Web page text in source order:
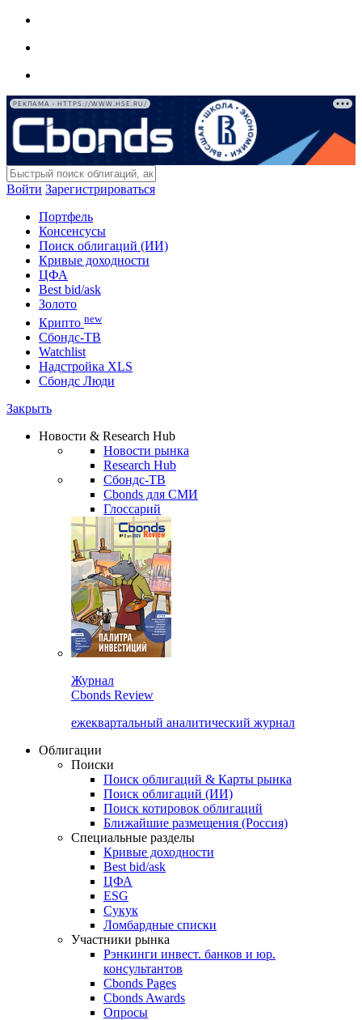
РЕКЛАМА • HTTPS://WWW.HSE.RU/
Войти Зарегистрироваться
Портфель
Консенсусы
Поиск облигаций (ИИ)
Кривые доходности
ЦФА
Best bid/ask
Золото
Крипто new
Сбондс-ТВ
Watchlist
Надстройка XLS
Сбондс Люди
Закрыть
Новости & Research Hub
Новости рынка
Research Hub
Сбондс-ТВ
Cbonds для СМИ
Глоссарий
Журнал
Cbonds Review
ежеквартальный аналитический журнал
Облигации
Поиски
Поиск облигаций & Карты рынка
Поиск облигаций (ИИ)
Поиск котировок облигаций
Ближайшие размещения (Россия)
Специальные разделы
Кривые доходности
Best bid/ask
ЦФА
ESG
Сукук
Ломбардные списки
Участники рынка
Рэнкинги инвест. банков и юр.
консультантов
Cbonds Pages
Cbonds Awards
Опросы